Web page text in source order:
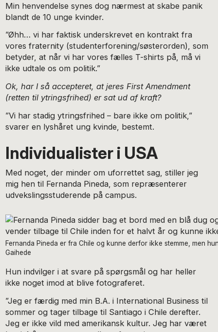
Min henvendelse synes dog nærmest at skabe panik
blandt de 10 unge kvinder.
”Øhh… vi har faktisk underskrevet en kontrakt fra
vores fraternity (studenterforening/søsterorden), som
betyder, at når vi har vores fælles T-shirts på, må vi
ikke udtale os om politik.”
Ok, har I så accepteret, at jeres First Amendment
(retten til ytringsfrihed) er sat ud af kraft?
”Vi har stadig ytringsfrihed – bare ikke om politik,”
svarer en lyshåret ung kvinde, bestemt.
Individualister i USA
Med noget, der minder om uforrettet sag, stiller jeg
mig hen til Fernanda Pineda, som repræsenterer
udvekslingsstuderende på campus.
Fernanda Pineda er fra Chile og kunne derfor ikke stemme, men
Gaihede
Hun indvilger i at svare på spørgsmål og har heller
ikke noget imod at blive fotograferet.
”Jeg er færdig med min B.A. i International Business til
sommer og tager tilbage til Santiago i Chile derefter.
Jeg er ikke vild med amerikansk kultur. Jeg har været